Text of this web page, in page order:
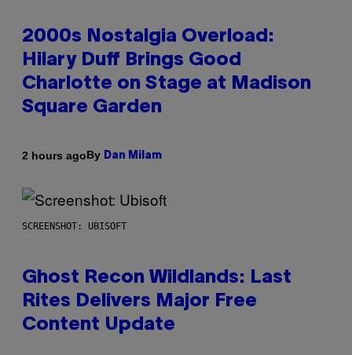
2000s Nostalgia Overload:
Hilary Duff Brings Good
Charlotte on Stage at Madison
Square Garden
2 hours agoBy Dan Milam
SCREENSHOT: UBISOFT
Ghost Recon Wildlands: Last
Rites Delivers Major Free
Content Update